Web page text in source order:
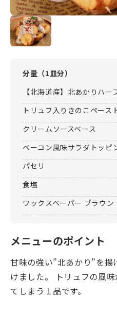
分量（1皿分）
【北海道産】北あかりハー
トリュフ入りきのこペース
クリームソースベース
ベーコン風味サラダトッピ
パセリ
食塩
ワックスペーパー ブラウン
メニューのポイント
甘味の強い”北あかり”を
けました。 トリュフの風
てしまう１品です。